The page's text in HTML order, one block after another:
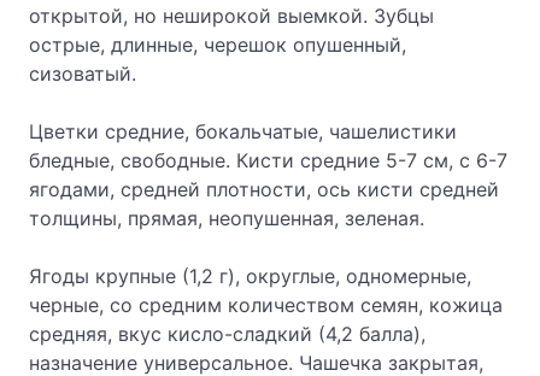
открытой, но неширокой выемкой. Зубцы
острые, длинные, черешок опушенный,
сизоватый.
Цветки средние, бокальчатые, чашелистики
бледные, свободные. Кисти средние 5-7 см, с 6-7
ягодами, средней плотности, ось кисти средней
толщины, прямая, неопушенная, зеленая.
Ягоды крупные (1,2 г), округлые, одномерные,
черные, со средним количеством семян, кожица
средняя, вкус кисло-сладкий (4,2 балла),
назначение универсальное. Чашечка закрытая,